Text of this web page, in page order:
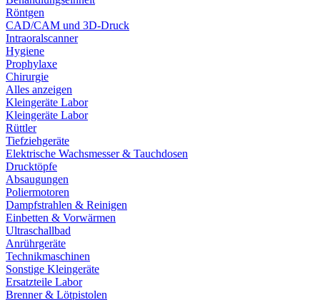
Röntgen
CAD/CAM und 3D-Druck
Intraoralscanner
Hygiene
Prophylaxe
Chirurgie
Alles anzeigen
Kleingeräte Labor
Kleingeräte Labor
Rüttler
Tiefziehgeräte
Elektrische Wachsmesser & Tauchdosen
Drucktöpfe
Absaugungen
Poliermotoren
Dampfstrahlen & Reinigen
Einbetten & Vorwärmen
Ultraschallbad
Anrührgeräte
Technikmaschinen
Sonstige Kleingeräte
Ersatzteile Labor
Brenner & Lötpistolen